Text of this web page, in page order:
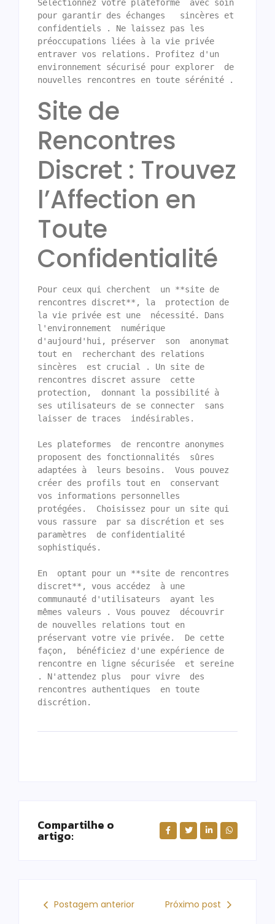
Sélectionnez votre plateforme  avec soin
pour garantir des échanges   sincères et
confidentiels . Ne laissez pas les
préoccupations liées à la vie privée
entraver vos relations. Profitez d'un
environnement sécurisé pour explorer  de
nouvelles rencontres en toute sérénité .
Site de
Rencontres
Discret : Trouvez
l’Affection en
Toute
Confidentialité
Pour ceux qui cherchent  un **site de
rencontres discret**, la  protection de
la vie privée est une  nécessité. Dans
l'environnement  numérique
d'aujourd'hui, préserver  son  anonymat
tout en  recherchant des relations
sincères  est crucial . Un site de
rencontres discret assure  cette
protection,  donnant la possibilité à
ses utilisateurs de se connecter  sans
laisser de traces  indésirables.
Les plateformes  de rencontre anonymes
proposent des fonctionnalités  sûres
adaptées à  leurs besoins.  Vous pouvez
créer des profils tout en  conservant
vos informations personnelles
protégées.  Choisissez pour un site qui
vous rassure  par sa discrétion et ses
paramètres  de confidentialité
sophistiqués.
En  optant pour un **site de rencontres
discret**, vous accédez  à une
communauté d'utilisateurs  ayant les
mêmes valeurs . Vous pouvez  découvrir
de nouvelles relations tout en
préservant votre vie privée.  De cette
façon,  bénéficiez d'une expérience de
rencontre en ligne sécurisée  et sereine
. N'attendez plus  pour vivre  des
rencontres authentiques  en toute
Compartilhe o
artigo:
Postagem anterior Próximo post